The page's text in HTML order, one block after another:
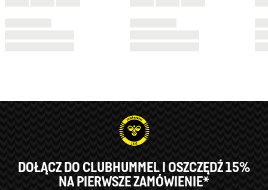
DOŁĄCZ DO CLUBHUMMEL I OSZCZĘDŹ 15%
NA PIERWSZE ZAMÓWIENIE*